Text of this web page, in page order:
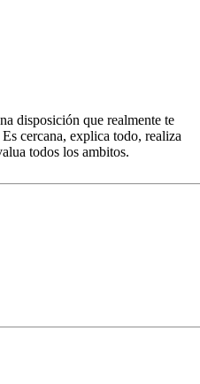
disposición que realmente te
cercana, explica todo, realiza
todos los ambitos.